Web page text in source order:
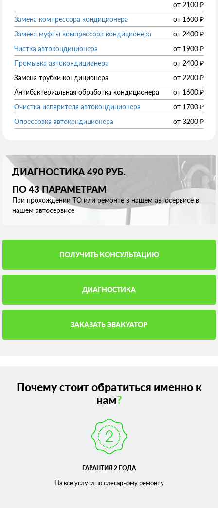
от 2100 ₽
Замена компрессора кондиционера
от 1600 ₽
Замена муфты компрессора кондиционера
от 2400 ₽
Чистка автокондиционера
от 1900 ₽
Промывка автокондиционера
от 2400 ₽
Замена трубки кондиционера
от 2200 ₽
Антибактериальная обработка кондиционера
от 1600 ₽
Очистка испарителя автокондиционера
от 1700 ₽
Опрессовка автокондиционера
от 3200 ₽
ДИАГНОСТИКА 490 РУБ.
ПО 43 ПАРАМЕТРАМ
При прохождении ТО или ремонте в нашем автосервисе в
нашем автосервисе
ПОЛУЧИТЬ КОНСУЛЬТАЦИЮ
ДИАГНОСТИКА
ЗАКАЗАТЬ ЭВАКУАТОР
Почему стоит обратиться именно к
нам?
ГАРАНТИЯ 2 ГОДА
На все услуги по слесарномуремонту